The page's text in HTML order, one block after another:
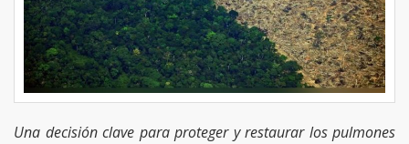
Una decisión clave para proteger y restaurar los pulmones